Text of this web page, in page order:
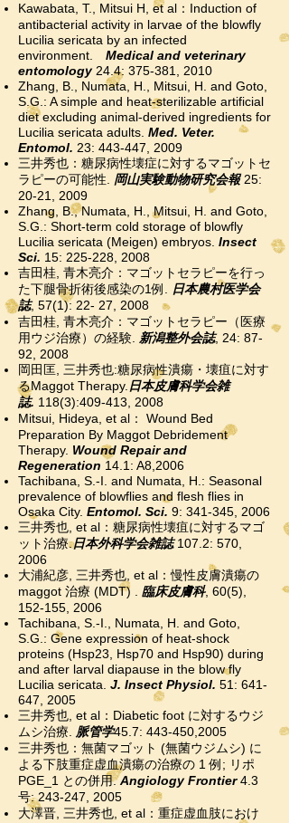
Kawabata, T., Mitsui H, et al：Induction of
antibacterial activity in larvae of the blowfly
Lucilia sericata by an infected
environment. Medical and veterinary
entomology 24.4: 375-381, 2010
Zhang, B., Numata, H., Mitsui, H. and Goto,
S.G.: A simple and heat-sterilizable artificial
diet excluding animal-derived ingredients for
Lucilia sericata adults. Med. Veter.
Entomol. 23: 443-447, 2009
三井秀也：糖尿病性壊症に対するマゴットセ
ラピーの可能性. 岡山実験動物研究会報25:
20-21, 2009
Zhang, B., Numata, H., Mitsui, H. and Goto,
S.G.: Short-term cold storage of blowfly
Lucilia sericata (Meigen) embryos. Insect
Sci. 15: 225-228, 2008
吉田桂, 青木亮介：マゴットセラピーを行っ
た下腿骨折術後感染の1例.
日本農村医学会
誌, 57(1): 22- 27, 2008
吉田桂, 青木亮介：マゴットセラピー（医療
用ウジ治療）の経験. 新潟整外会誌, 24: 87-
92, 2008
岡田匡, 三井秀也:糖尿病性潰瘍・壊疽に対す
るMaggot Therapy. 日本皮膚科学会雑
誌. 118(3):409-413, 2008
Mitsui, Hideya, et al： Wound Bed
Preparation By Maggot Debridement
Therapy. Wound Repair and
Regeneration 14.1: A8,2006
Tachibana, S.-I. and Numata, H.: Seasonal
prevalence of blowflies and flesh flies in
Osaka City. Entomol. Sci. 9: 341-345, 2006
三井秀也, et al：糖尿病性壊疽に対するマゴ
ット治療.日本外科学会雑誌107.2: 570,
2006
大浦紀彦, 三井秀也, et al：慢性皮膚潰瘍の
maggot 治療 (MDT) . 臨床皮膚科, 60(5),
152-155, 2006
Tachibana, S.-I., Numata, H. and Goto,
S.G.: Gene expression of heat-shock
proteins (Hsp23, Hsp70 and Hsp90) during
and after larval diapause in the blow fly
Lucilia sericata. J. Insect Physiol. 51: 641-
647, 2005
三井秀也, et al：Diabetic foot に対するウジ
ムシ治療. 脈管学45.7: 443-450,2005
三井秀也：無菌マゴット (無菌ウジムシ) に
よる下肢重症虚血潰瘍の治療の 1 例; リポ
PGE_1 との併用.Angiology Frontier4.3
号: 243-247, 2005
大澤晋, 三井秀也, et al：重症虚血肢におけ